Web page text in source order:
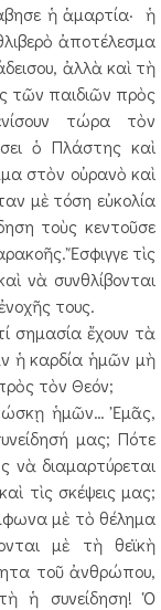
ἡ ἁμαρτία· ἡ
ἀποτέλεσμα
ἀλλὰ καὶ τὴ
τῶν παιδιῶν πρὸς
τώρα τὸν
ὁ Πλάστης καὶ
στὸν οὐρανὸ καὶ
μὲ τόση εὐκολία
τοὺς κεντοῦσε
Ἔσφιγγε τὶς
νὰ συνθλίβονται
τους.
ἔχουν τὰ
ἡ καρδία ἡμῶν μὴ
τὸν Θεόν;
ἡμῶν… Ἐμᾶς,
μας; Πότε
διαμαρτύρεται
τὶς σκέψεις μας;
μὲ τὸ θέλημα
μὲ τὴ θεϊκὴ
τοῦ ἀνθρώπου,
ἡ συνείδηση! Ὁ